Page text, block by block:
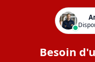
Besoin